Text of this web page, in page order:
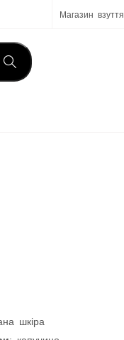
Магазин взуття
шкіра